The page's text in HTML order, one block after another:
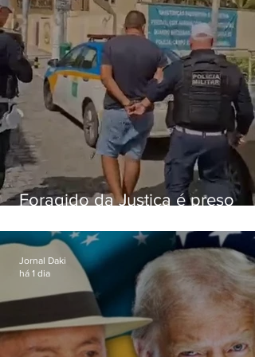
Foragido da Justiça é preso
RJ-106, em Maricá
Jornal Daki
há 1 dia